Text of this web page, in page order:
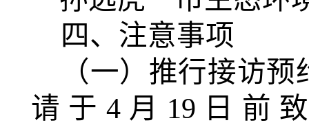
四、注意事项
（一）推行接访预
请于 4月19日前致